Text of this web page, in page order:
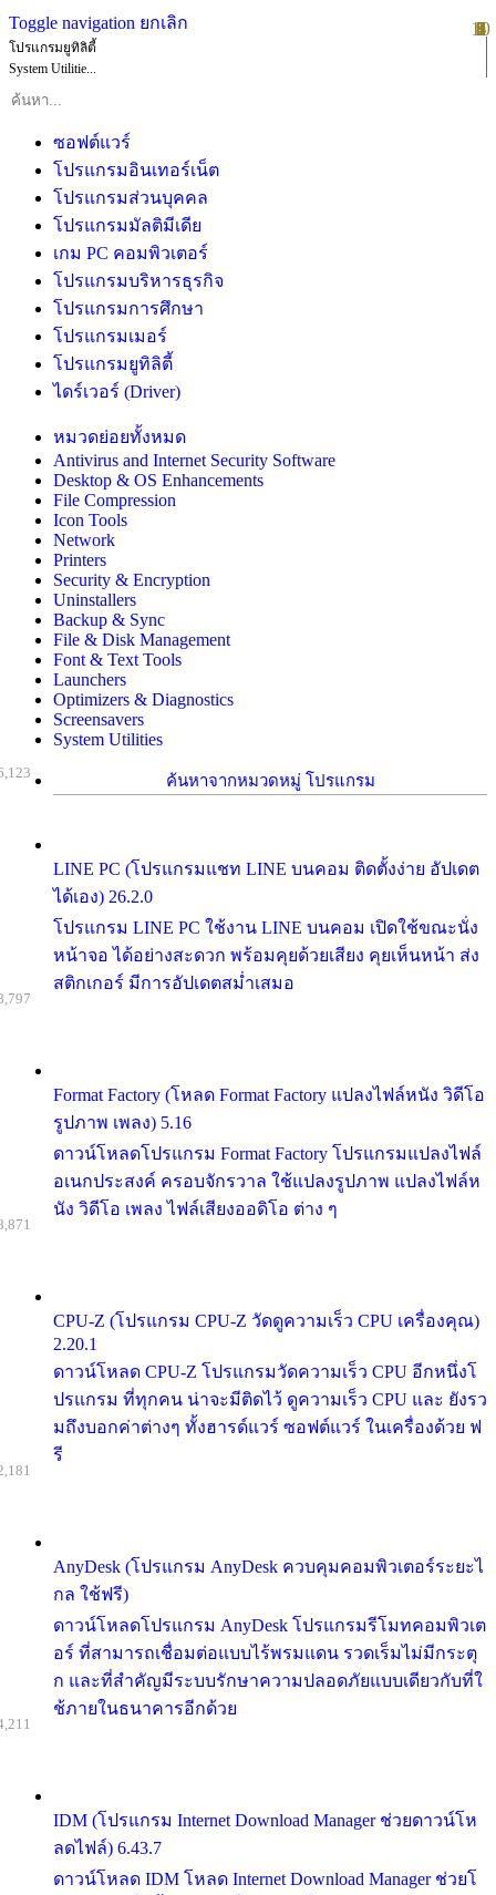
Toggle navigation ยกเลิก
โปรแกรมยูทิลิตี้
System Utilitie...
ซอฟต์แวร์
โปรแกรมอินเทอร์เน็ต
โปรแกรมส่วนบุคคล
โปรแกรมมัลติมีเดีย
เกม PC คอมพิวเตอร์
โปรแกรมบริหารธุรกิจ
โปรแกรมการศึกษา
โปรแกรมเมอร์
โปรแกรมยูทิลิตี้
ไดร์เวอร์ (Driver)
หมวดย่อยทั้งหมด
Antivirus and Internet Security Software
Desktop & OS Enhancements
File Compression
Icon Tools
Network
Printers
Security & Encryption
Uninstallers
Backup & Sync
File & Disk Management
Font & Text Tools
Launchers
Optimizers & Diagnostics
Screensavers
System Utilities
ค้นหาจากหมวดหมู่ โปรแกรม
LINE PC (โปรแกรมแชท LINE บนคอม ติดตั้งง่าย อัปเดต
ได้เอง) 26.2.0
โปรแกรม LINE PC ใช้งาน LINE บนคอม เปิดใช้ขณะนั่ง
หน้าจอ ได้อย่างสะดวก พร้อมคุยด้วยเสียง คุยเห็นหน้า ส่ง
สติกเกอร์ มีการอัปเดตสม่ำเสมอ
Format Factory (โหลด Format Factory แปลงไฟล์หนัง วิดีโอ
รูปภาพ เพลง) 5.16
ดาวน์โหลดโปรแกรม Format Factory โปรแกรมแปลงไฟล์
อเนกประสงค์ ครอบจักรวาล ใช้แปลงรูปภาพ แปลงไฟล์ห
นัง วิดีโอ เพลง ไฟล์เสียงออดิโอ ต่าง ๆ
CPU-Z (โปรแกรม CPU-Z วัดดูความเร็ว CPU เครื่องคุณ)
2.20.1
ดาวน์โหลด CPU-Z โปรแกรมวัดความเร็ว CPU อีกหนึ่งโ
ปรแกรม ที่ทุกคน น่าจะมีติดไว้ ดูความเร็ว CPU และ ยังรว
มถึงบอกค่าต่างๆ ทั้งฮารด์แวร์ ซอฟต์แวร์ ในเครื่องด้วย ฟ
รี
AnyDesk (โปรแกรม AnyDesk ควบคุมคอมพิวเตอร์ระยะไ
กล ใช้ฟรี)
ดาวน์โหลดโปรแกรม AnyDesk โปรแกรมรีโมทคอมพิวเต
อร์ ที่สามารถเชื่อมต่อแบบไร้พรมแดน รวดเร็มไม่มีกระตุ
ก และที่สำคัญมีระบบรักษาความปลอดภัยแบบเดียวกับที่ใ
ช้ภายในธนาคารอีกด้วย
IDM (โปรแกรม Internet Download Manager ช่วยดาวน์โห
ลดไฟล์) 6.43.7
ดาวน์โหลด IDM โหลด Internet Download Manager ช่วยโ
1
2
3
4
5
6
7
8
9
10